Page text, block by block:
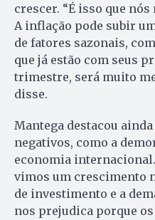
crescer. “É isso que
A inflação pode subir
de fatores sazonais,
que já estão com seus
trimestre, será muito
disse.
Mantega destacou
negativos, como a
economia
vimos um crescimento
de investimento e a
nos prejudica porque